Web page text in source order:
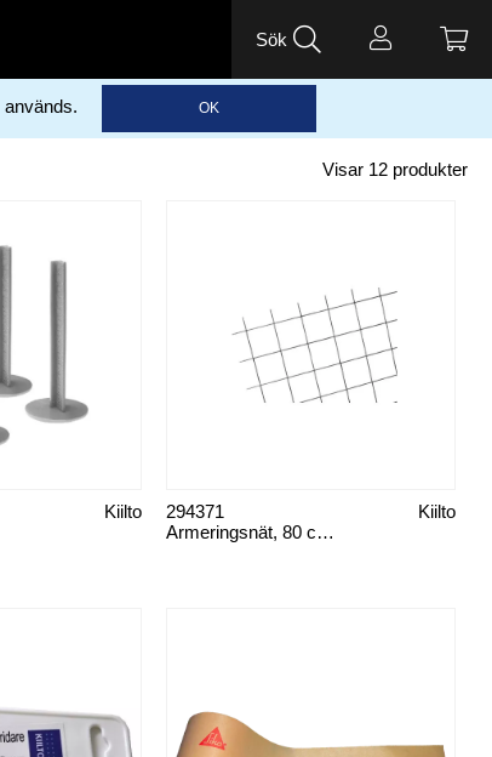
Sök
används. OK
Visar 12 produkter
Kiilto
Armeringsnät, 80 cm x 120 cm
Kiilto
294371